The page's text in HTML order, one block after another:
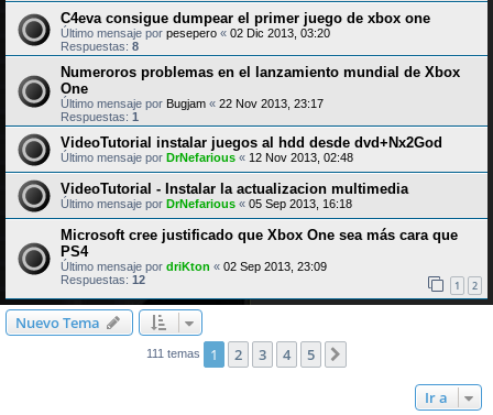
C4eva consigue dumpear el primer juego de xbox one
Último mensaje por pesepero « 02 Dic 2013, 03:20
Respuestas: 8
Numeroros problemas en el lanzamiento mundial de Xbox
One
Último mensaje por Bugjam « 22 Nov 2013, 23:17
Respuestas: 1
VideoTutorial instalar juegos al hdd desde dvd+Nx2God
Último mensaje por DrNefarious « 12 Nov 2013, 02:48
VideoTutorial - Instalar la actualizacion multimedia
Último mensaje por DrNefarious « 05 Sep 2013, 16:18
Microsoft cree justificado que Xbox One sea más cara que
PS4
Último mensaje por driKton « 02 Sep 2013, 23:09
Respuestas: 12 1 2
Nuevo Tema
111 temas 1 2 3 4 5
Ir a